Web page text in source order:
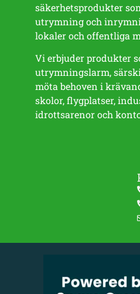
säkerhetsprodukter
utrymning och
lokaler och offentliga
Vi erbjuder produkter
utrymningslarm,
möta behoven i
skolor, flygplatser,
idrottsarenor och